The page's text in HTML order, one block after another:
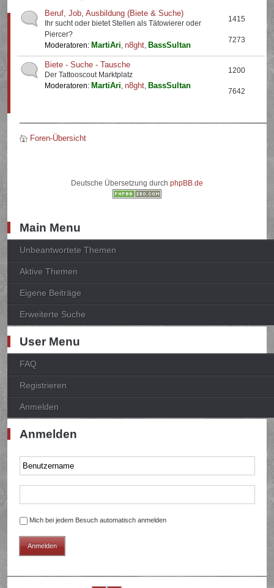
Beruf, Job, Ausbildung (Biete & Suche)
Ihr sucht oder bietet Stellen als Tätowierer oder
Piercer?
Moderatoren: MartiAri,n8ght, BassSultan
1415
7273
Biete - Suche - Tausche
Der Tattooscout Marktplatz
Moderatoren: MartiAri,n8ght, BassSultan
1200
7642
Foren-Übersicht
Deutsche Übersetzung durch phpBB.de
Main Menu
Unbeantwortete Themen
Aktive Themen
Eigene Beiträge
Erweiterte Suche
User Menu
FAQ
Registrieren
Anmelden
Anmelden
Mich bei jedem Besuch automatisch anmelden